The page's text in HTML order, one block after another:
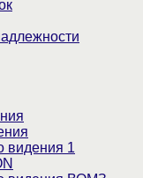
видения 1